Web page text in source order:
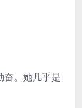
奋。她几乎是